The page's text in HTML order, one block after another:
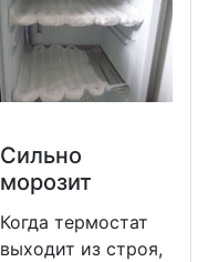
Сильно
морозит
Когда термостат
выходит из строя,